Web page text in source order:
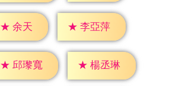
★ 余天 ★ 李亞萍
★ 邱瓈寬 ★ 楊丞琳